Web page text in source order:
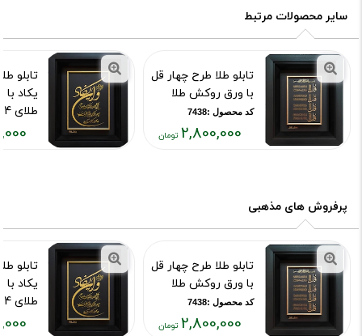
سایر محصولات مرتبط
تابلو طلا طرح چهار قل
با ورق روکش طلا
کد محصول :7438
2,800,000
تومان
تابلو
یکاد
طلای 24 عیار
کد محصول
پرفروش های مذهبی
تابلو طلا طرح چهار قل
با ورق روکش طلا
کد محصول :7438
2,800,000
تابلو
یکاد
طلای 24 عیار
کد محصول